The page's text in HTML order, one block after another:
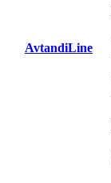
AvtandiLine